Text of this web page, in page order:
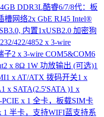
DDR3L酷睿6/7/8代：板
网络2x GbE RJ45 Intel®
内置1xUSB2.0 加密狗
422/4852 x 3-wire
子2 x 3-wire COM5&COM6
x 8Ω 1W 功放输出 (可选)1
x AT/ATX 拨码开关1 x
x SATA(2.5'SATA )1 x
x 1 全卡，板载SIM卡
1 半卡，支持WIFI蓝支持系